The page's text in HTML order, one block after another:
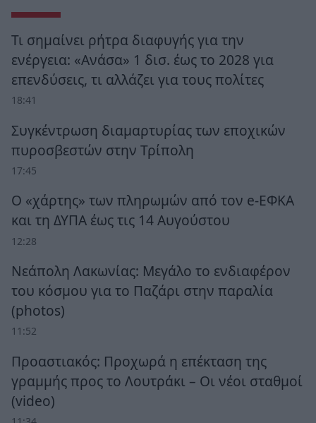
Τι σημαίνει ρήτρα διαφυγής για την
ενέργεια: «Ανάσα» 1 δισ. έως το 2028 για
επενδύσεις, τι αλλάζει για τους πολίτες
18:41
Συγκέντρωση διαμαρτυρίας των εποχικών
πυροσβεστών στην Τρίπολη
17:45
Ο «χάρτης» των πληρωμών από τον e-ΕΦΚΑ
και τη ΔΥΠΑ έως τις 14 Αυγούστου
12:28
Νεάπολη Λακωνίας: Μεγάλο το ενδιαφέρον
του κόσμου για το Παζάρι στην παραλία
(photos)
11:52
Προαστιακός: Προχωρά η επέκταση της
γραμμής προς το Λουτράκι – Οι νέοι σταθμοί
(video)